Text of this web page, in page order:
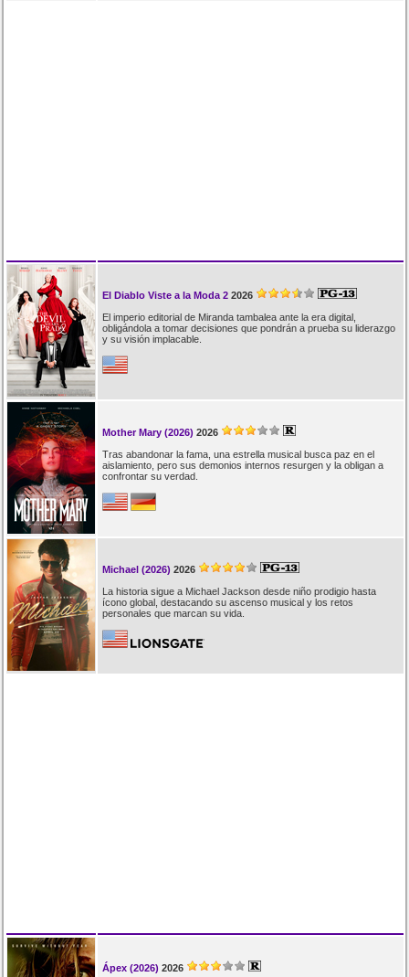
El Diablo Viste a la Moda 2 2026
El imperio editorial de Miranda tambalea ante la era digital,
obligándola a tomar decisiones que pondrán a prueba su liderazgo
y su visión implacable.
Mother Mary (2026) 2026
Tras abandonar la fama, una estrella musical busca paz en el
aislamiento, pero sus demonios internos resurgen y la obligan a
confrontar su verdad.
Michael (2026) 2026
La historia sigue a Michael Jackson desde niño prodigio hasta
ícono global, destacando su ascenso musical y los retos
personales que marcan su vida.
Ápex (2026) 2026